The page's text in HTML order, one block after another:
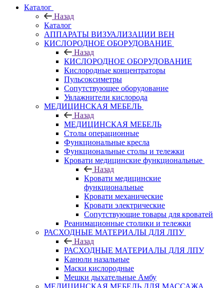
Каталог
Назад
Каталог
АППАРАТЫ ВИЗУАЛИЗАЦИИ ВЕН
КИСЛОРОДНОЕ ОБОРУДОВАНИЕ
Назад
КИСЛОРОДНОЕ ОБОРУДОВАНИЕ
Кислородные концентраторы
Пульсоксиметры
Сопутствующее оборудование
Увлажнители кислорода
МЕДИЦИНСКАЯ МЕБЕЛЬ
Назад
МЕДИЦИНСКАЯ МЕБЕЛЬ
Столы операционные
Функциональные кресла
Функциональные столы и тележки
Кровати медицинские функциональные
Назад
Кровати медицинские
функциональные
Кровати механические
Кровати электрические
Сопутствующие товары для кроватей
Реанимационные столики и тележки
РАСХОДНЫЕ МАТЕРИАЛЫ ДЛЯ ЛПУ
Назад
РАСХОДНЫЕ МАТЕРИАЛЫ ДЛЯ ЛПУ
Канюли назальные
Маски кислородные
Мешки дыхательные Амбу
МЕДИЦИНСКАЯ МЕБЕЛЬ ДЛЯ МАССАЖА